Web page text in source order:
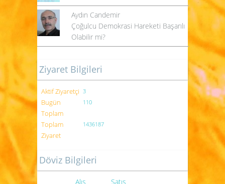
Aydın Candemir
Çoğulcu Demokrasi Hareketi Başarılı
Olabilir mi?
Ziyaret Bilgileri
Aktif Ziyaretçi 3
Bugün
Toplam
110
Toplam
Ziyaret
1436187
Döviz Bilgileri
Alış
Satış